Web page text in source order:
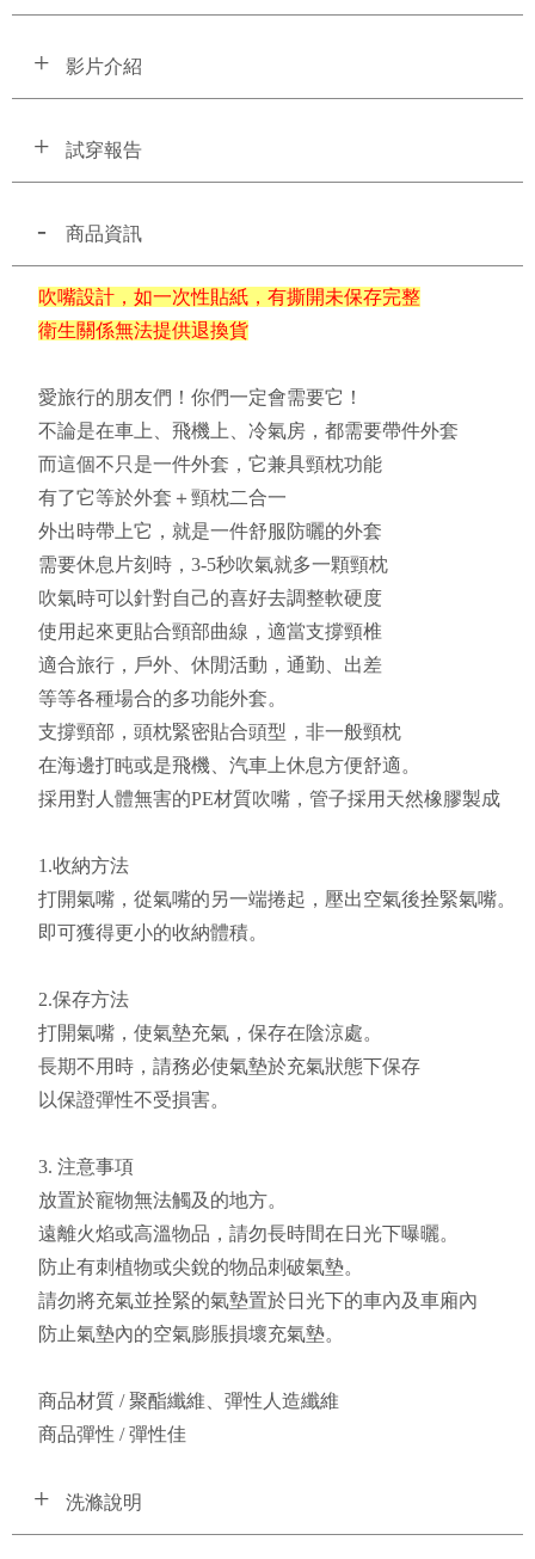
影片介紹
試穿報告
商品資訊
吹嘴設計，如一次性貼紙，有撕開未保存完整
衛生關係無法提供退換貨
愛旅行的朋友們！你們一定會需要它！
不論是在車上、飛機上、冷氣房，都需要帶件外套
而這個不只是一件外套，它兼具頸枕功能
有了它等於外套＋頸枕二合一
外出時帶上它，就是一件舒服防曬的外套
需要休息片刻時，3-5秒吹氣就多一顆頸枕
吹氣時可以針對自己的喜好去調整軟硬度
使用起來更貼合頸部曲線，適當支撐頸椎
適合旅行，戶外、休閒活動，通勤、出差
等等各種場合的多功能外套。
支撐頸部，頭枕緊密貼合頭型，非一般頸枕
在海邊打盹或是飛機、汽車上休息方便舒適。
採用對人體無害的PE材質吹嘴，管子採用天然橡膠製成
1.收納方法
打開氣嘴，從氣嘴的另一端捲起，壓出空氣後拴緊氣嘴。
即可獲得更小的收納體積。
2.保存方法
打開氣嘴，使氣墊充氣，保存在陰涼處。
長期不用時，請務必使氣墊於充氣狀態下保存
以保證彈性不受損害。
3. 注意事項
放置於寵物無法觸及的地方。
遠離火焰或高溫物品，請勿長時間在日光下曝曬。
防止有刺植物或尖銳的物品刺破氣墊。
請勿將充氣並拴緊的氣墊置於日光下的車內及車廂內
防止氣墊內的空氣膨脹損壞充氣墊。
商品材質 / 聚酯纖維、彈性人造纖維
商品彈性 / 彈性佳
洗滌說明